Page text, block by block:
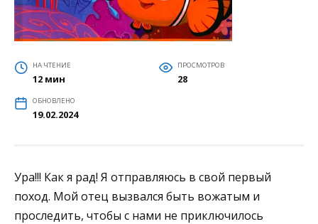
НА ЧТЕНИЕ
12 мин
ПРОСМОТРОВ
28
ОБНОВЛЕНО
19.02.2024
Ура!!! Как я рад! Я отправляюсь в свой первый
поход. Мой отец вызвался быть вожатым и
проследить, чтобы с нами не приключилось